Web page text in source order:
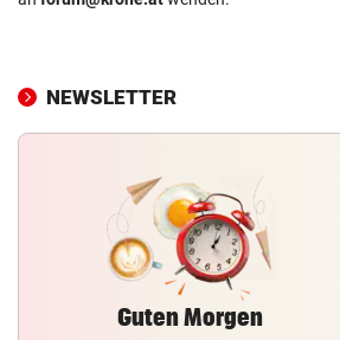
NEWSLETTER
Guten Morgen